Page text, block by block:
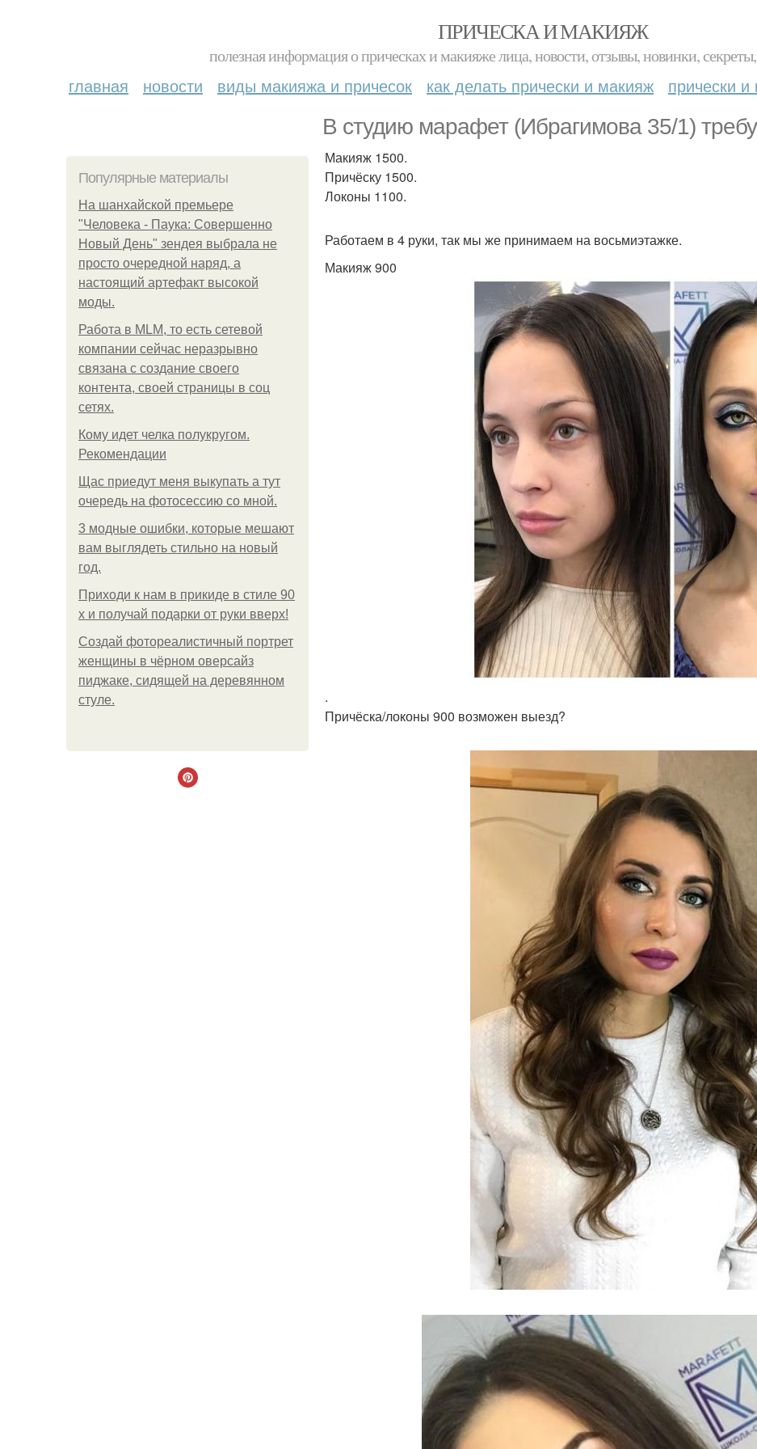
ПРИЧЕСКА И МАКИЯЖ
полезная информация о прическах и макияже лица, новости, отзывы, новинки,
главная новости виды макияжа и причесок как делать прически и макияж прически
В студию марафет (Ибрагимова 35/1)
Популярные материалы
На шанхайской премьере
"Человека - Паука: Совершенно
Новый День" зендея выбрала не
просто очередной наряд, а
настоящий артефакт высокой
моды.
Работа в MLM, то есть сетевой
компании сейчас неразрывно
связана с создание своего
контента, своей страницы в соц
сетях.
Кому идет челка полукругом.
Рекомендации
Щас приедут меня выкупать а тут
очередь на фотосессию со мной.
3 модные ошибки, которые мешают
вам выглядеть стильно на новый
год.
Приходи к нам в прикиде в стиле 90
х и получай подарки от руки вверх!
Создай фотореалистичный портрет
женщины в чёрном оверсайз
пиджаке, сидящей на деревянном
стуле.
Макияж 1500.
Причёску 1500.
Локоны 1100.
Работаем в 4 руки, так мы же принимаем на восьмиэтажке.
Макияж 900
.
Причёска/локоны 900 возможен выезд?